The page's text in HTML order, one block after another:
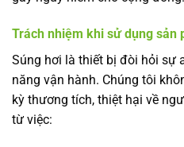
Trách nhiệm khi sử dụng sản
Súng hơi là thiết bị đòi hỏi sự
năng vận hành. Chúng tôi
kỳ thương tích, thiệt hại về
từ việc: